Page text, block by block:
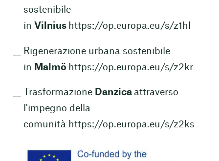
sostenibile
in Vilnius https://op.europa.eu/s/z1hI
Rigenerazione urbana sostenibile
in Malmö https://op.europa.eu/s/z2kr
Trasformazione Danzica attraverso
l'impegno della
comunità https://op.europa.eu/s/z2ks